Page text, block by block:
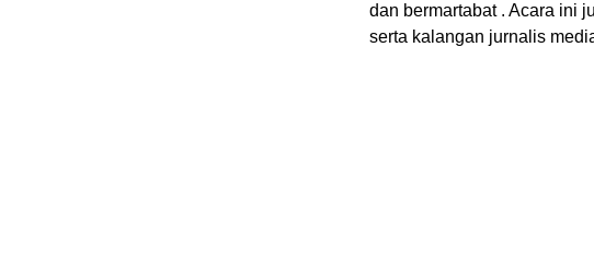
dan bermartabat . Acara ini
serta kalangan jurnalis